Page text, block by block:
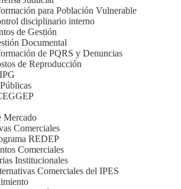
para Población Vulnerable
disciplinario interno
de Gestión
Documental
de PQRS y Denuncias
de Reproducción
Mercado
Comerciales
REDEP
Comerciales
Institucionales
Comerciales del IPES